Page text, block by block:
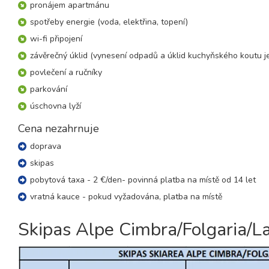
16.01. - 23.01.27
sobota - sobota
17.01. - 22.01.27
neděle - pátek
23.01. - 30.01.27
sobota - sobota
24.01. - 29.01.27
neděle - pátek
30.01. - 06.02.27
sobota - sobota
31.01. - 05.02.27
neděle - pátek
únor 2027
sobota - sobota
07.02. - 12.02.27
6 dní (5 nocí)
pronájem apartmánu
spotřeby energie (voda, elektřina, topení)
wi-fi připojení
závěrečný úklid (vynesení odpadů a úklid kuchyňského koutu
povlečení a ručníky
parkování
úschovna lyží
Cena nezahrnuje
doprava
skipas
pobytová taxa - 2 €/den- povinná platba na místě od 14 let
vratná kauce - pokud vyžadována, platba na místě
Skipas Alpe Cimbra/Folgaria/